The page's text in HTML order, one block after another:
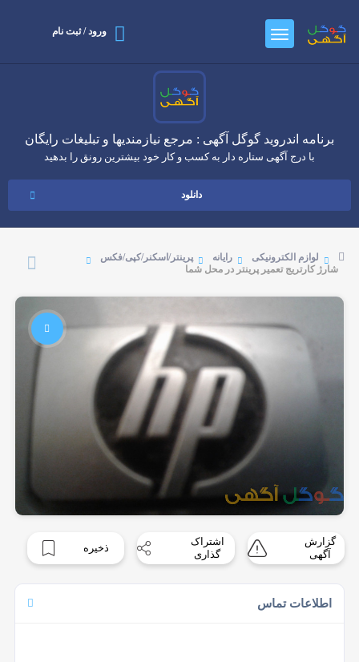
ورود / ثبت نام
برنامه اندروید گوگل آگهی : مرجع نیازمندیها و تبلیغات رایگان
با درج آگهی ستاره دار به کسب و کار خود بیشترین رونق را بدهید
دانلود
لوازم الکترونیکی رایانه
پرینتر/اسکنر/کپی/فکس
شارژ کارتریج تعمیر پرینتر در محل شما
گزارش
آگهی
اشتراک
گذاری
ذخیره
اطلاعات تماس